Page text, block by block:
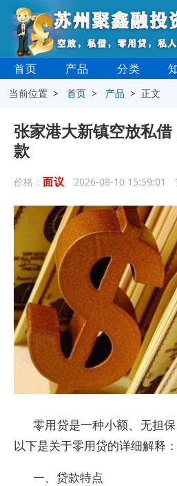
首页 产品 分类
当前位置 >首页 > 产品 > 正文
张家港大新镇空放私
款
价格： 面议 2026-08-10 15:59:01
零用贷是一种小额、无担
以下是关于零用贷的详细解释：
一、贷款特点